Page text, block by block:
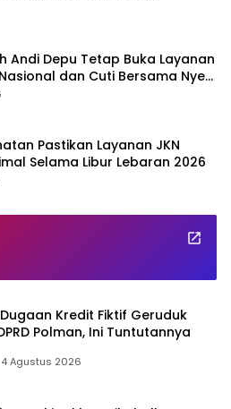
Andi Depu Tetap Buka Layanan
dan Cuti Bersama Nyepi
1447 H
Pastikan Layanan JKN
Selama Libur Lebaran 2026
Kredit Fiktif Geruduk
Polman, Ini Tuntutannya
4 Agustus 2026